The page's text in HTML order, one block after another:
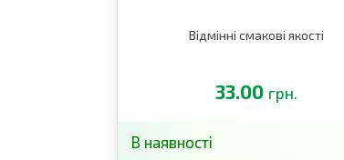
Відмінні смакові якості
33.00 грн.
В наявності